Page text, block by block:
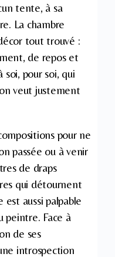
tente, à sa
La chambre
tout trouvé :
de repos et
soi, pour soi, qui
veut justement
pour ne
passée ou à venir
de draps
qui détournent
est aussi palpable
peintre. Face à
de ses
introspection